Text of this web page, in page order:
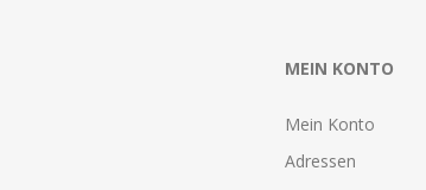
MEIN KONTO
Mein Konto
Adressen